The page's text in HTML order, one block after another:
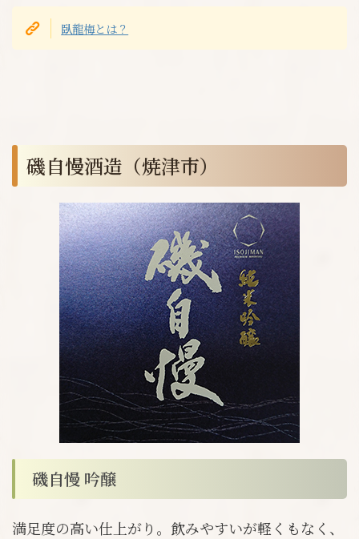
臥龍梅とは？
磯自慢酒造（焼津市）
磯自慢 吟醸
満足度の高い仕上がり。飲みやすいが軽くもなく、